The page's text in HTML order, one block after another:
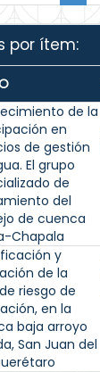
por ítem:
de la
en
de gestión
El grupo
de
del
de cuenca
Chapala
y
de la
riesgo de
en la
baja arroyo
San Juan del